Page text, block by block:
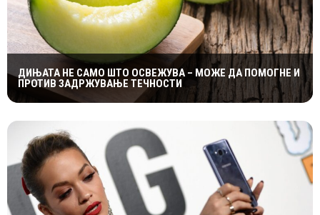
ДИЊАТА НЕ САМО ШТО ОСВЕЖУВА – МОЖЕ ДА ПОМОГНЕ И
ПРОТИВ ЗАДРЖУВАЊЕ ТЕЧНОСТИ